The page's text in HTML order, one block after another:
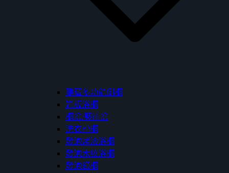
隱藏多功能側櫃
岩板浴櫃
櫃盆/藝術盆
洗衣槽櫃
發泡烤漆浴櫃
發泡木紋浴櫃
發泡鏡櫃